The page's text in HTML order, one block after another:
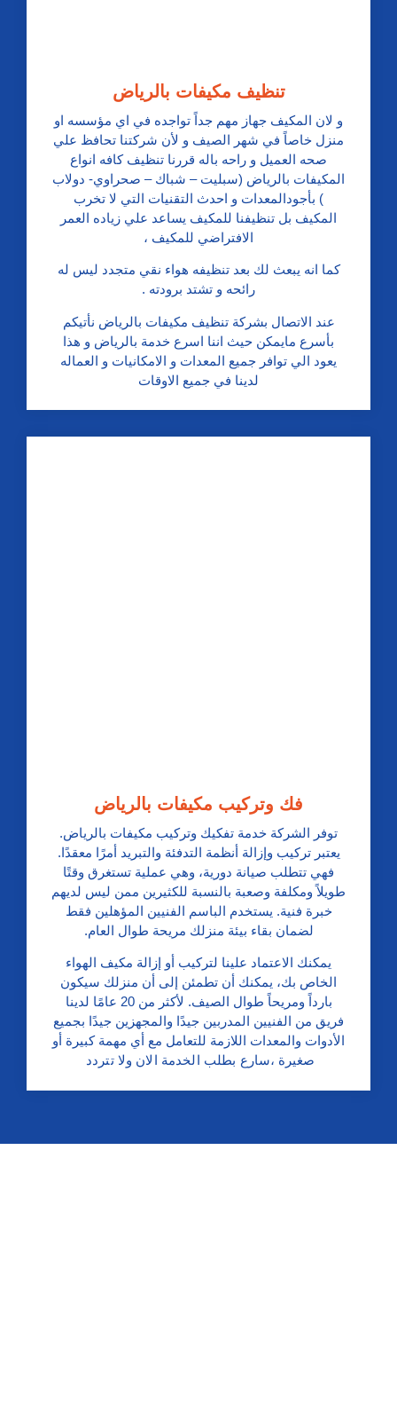
تنظيف مكيفات بالرياض
و لان المكيف جهاز مهم جداً تواجده في اي مؤسسه او
منزل خاصاً في شهر الصيف و لأن شركتنا تحافظ علي
صحه العميل و راحه باله قررنا تنظيف كافه انواع
المكيفات بالرياض (سبليت – شباك – صحراوي- دولاب
) بأجودالمعدات و احدث التقنيات التي لا تخرب
المكيف بل تنظيفنا للمكيف يساعد علي زياده العمر
الافتراضي للمكيف ،
كما انه يبعث لك بعد تنظيفه هواء نقي متجدد ليس له
رائحه و تشتد برودته .
عند الاتصال بشركة تنظيف مكيفات بالرياض نأتيكم
بأسرع مايمكن حيث اننا اسرع خدمة بالرياض و هذا
يعود الي توافر جميع المعدات و الامكانيات و العماله
لدينا في جميع الاوقات
فك وتركيب مكيفات بالرياض
توفر الشركة خدمة تفكيك وتركيب مكيفات بالرياض.
يعتبر تركيب وإزالة أنظمة التدفئة والتبريد أمرًا معقدًا.
فهي تتطلب صيانة دورية، وهي عملية تستغرق وقتًا
طويلاً ومكلفة وصعبة بالنسبة للكثيرين ممن ليس لديهم
خبرة فنية. يستخدم الباسم الفنيين المؤهلين فقط
لضمان بقاء بيئة منزلك مريحة طوال العام.
يمكنك الاعتماد علينا لتركيب أو إزالة مكيف الهواء
الخاص بك، يمكنك أن تطمئن إلى أن منزلك سيكون
بارداً ومريحاً طوال الصيف. لأكثر من 20 عامًا لدينا
فريق من الفنيين المدربين جيدًا والمجهزين جيدًا بجميع
الأدوات والمعدات اللازمة للتعامل مع أي مهمة كبيرة أو
صغيرة ،سارع بطلب الخدمة الان ولا تتردد